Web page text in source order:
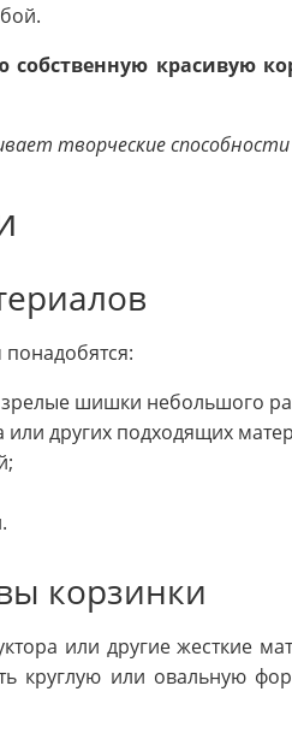
собственную красивую
творческие
шишки небольшого
или других подходящих
корзинки
или другие жесткие
круглую или овальную